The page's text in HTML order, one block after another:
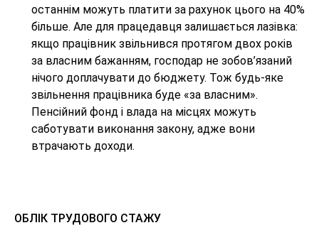
останнім можуть платити за рахунок цього на 40%
більше. Але для працедавця залишається лазівка:
якщо працівник звільнився протягом двох років
за власним бажанням, господар не зобов’язаний
нічого доплачувати до бюджету. Тож будь-яке
звільнення працівника буде «за власним».
Пенсійний фонд і влада на місцях можуть
саботувати виконання закону, адже вони
втрачають доходи.
ОБЛІК ТРУДОВОГО СТАЖУ